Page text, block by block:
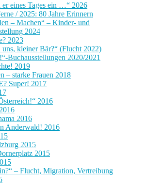
eines Tages ein …“ 2026
/ 2025: 80 Jahre Erinnern
– Machen“ – Kinder- und
2024
2023
uns, kleiner Bär?“ (Flucht 2022)
Buchausstellungen 2020/2021
2019
– starke Frauen 2018
Super! 2017
2016
2016
Anderwald! 2016
2015
2015
– Flucht, Migration, Vertreibung